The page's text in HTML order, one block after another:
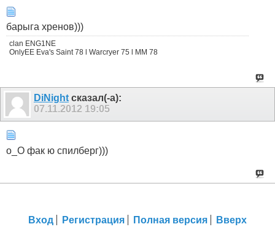
барыга хренов)))
clan ENG1NE
OnlyEE Eva's Saint 78 l Warcryer 75 l MM 78
DiNight сказал(-а):
07.11.2012 19:05
o_O фак ю спилберг)))
Вход Регистрация Полная версия Вверх